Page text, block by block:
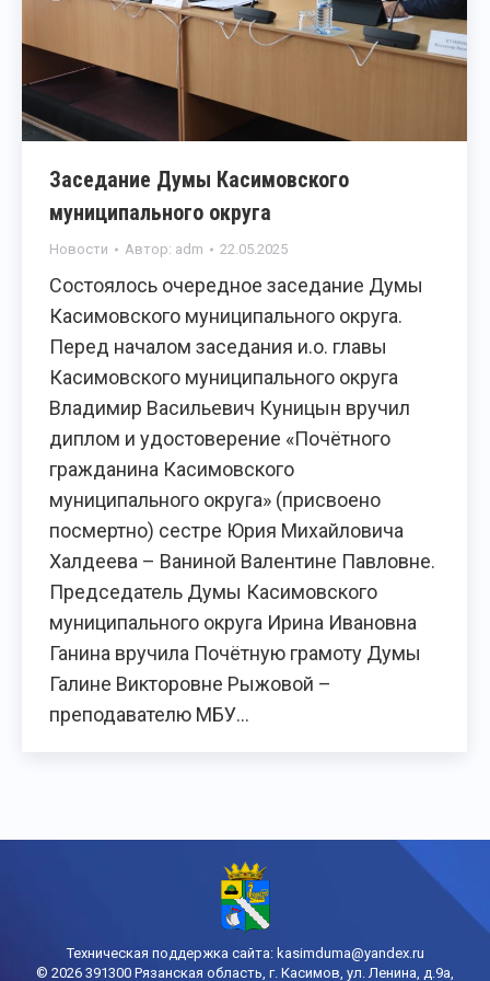
Заседание Думы Касимовского
муниципального округа
Новости Автор: adm 22.05.2025
Состоялось очередное заседание Думы
Касимовского муниципального округа.
Перед началом заседания и.о. главы
Касимовского муниципального округа
Владимир Васильевич Куницын вручил
диплом и удостоверение «Почётного
гражданина Касимовского
муниципального округа» (присвоено
посмертно) сестре Юрия Михайловича
Халдеева – Ваниной Валентине Павловне.
Председатель Думы Касимовского
муниципального округа Ирина Ивановна
Ганина вручила Почётную грамоту Думы
Галине Викторовне Рыжовой –
преподавателю МБУ…
Техническая поддержка сайта: kasimduma@yandex.ru
© 2026 391300 Рязанская область, г. Касимов, ул. Ленина, д.9а,